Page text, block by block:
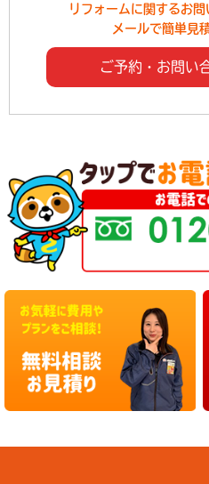
リフォームに関するお問
メールで簡単見
ご予約・お問い